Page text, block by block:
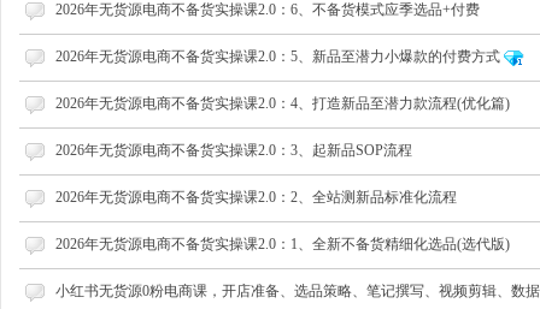
2026年无货源电商不备货实操课2.0：6、不备货模式应季选品+付费
2026年无货源电商不备货实操课2.0：5、新品至潜力小爆款的付费方式
2026年无货源电商不备货实操课2.0：4、打造新品至潜力款流程(优化篇)
2026年无货源电商不备货实操课2.0：3、起新品SOP流程
2026年无货源电商不备货实操课2.0：2、全站测新品标准化流程
2026年无货源电商不备货实操课2.0：1、全新不备货精细化选品(选代版)
小红书无货源0粉电商课，开店准备、选品策略、笔记撰写、视频剪辑、数